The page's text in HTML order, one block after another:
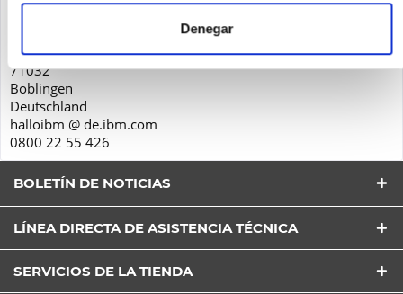
Denegar
He leído laPolítica de Privacidadentender y estar
Los campos con * son obligatorios
71032
Böblingen
Deutschland
halloibm @ de.ibm.com
0800 22 55 426
BOLETÍN DE NOTICIAS
LÍNEA DIRECTA DE ASISTENCIA TÉCNICA
SERVICIOS DE LA TIENDA